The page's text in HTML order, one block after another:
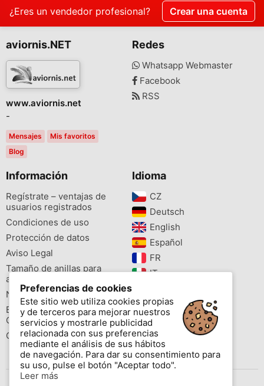
¿Eres un vendedor profesional? Crear una cuenta
aviornis.NET
www.aviornis.net
-
Mensajes
Mis favoritos
Blog
Redes
Whatsapp Webmaster
Facebook
RSS
Información
Regístrate – ventajas de
usuarios registrados
Condiciones de uso
Protección de datos
Aviso Legal
Tamaño de anillas para
aves
Newsletter
Buscador de especies
Cites
Colores de las anillas
Idioma
CZ‎
Deutsch‎
English‎
Español‎
FR‎
IT‎
PL‎
PT‎
Preferencias de cookies
Este sitio web utiliza cookies propias
y de terceros para mejorar nuestros
servicios y mostrarle publicidad
relacionada con sus preferencias
mediante el análisis de sus hábitos
de navegación. Para dar su consentimiento para
su uso, pulse el botón "Aceptar todo".
Leer más